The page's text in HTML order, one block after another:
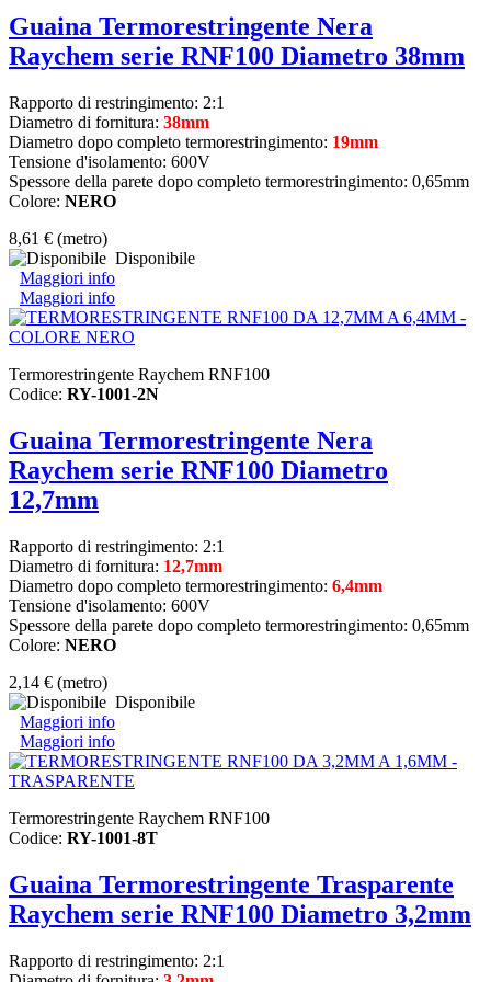
Guaina Termorestringente Nera
Raychem serie RNF100 Diametro 38mm
Rapporto di restringimento: 2:1
Diametro di fornitura: 38mm
Diametro dopo completo termorestringimento: 19mm
Tensione d'isolamento: 600V
Spessore della parete dopo completo termorestringimento: 0,65mm
Colore: NERO
8,61 € (metro)
Disponibile
Maggiori info
Maggiori info
Termorestringente Raychem RNF100
Codice: RY-1001-2N
Guaina Termorestringente Nera
Raychem serie RNF100 Diametro
12,7mm
Rapporto di restringimento: 2:1
Diametro di fornitura: 12,7mm
Diametro dopo completo termorestringimento: 6,4mm
Tensione d'isolamento: 600V
Spessore della parete dopo completo termorestringimento: 0,65mm
Colore: NERO
2,14 € (metro)
Disponibile
Maggiori info
Maggiori info
Termorestringente Raychem RNF100
Codice: RY-1001-8T
Guaina Termorestringente Trasparente
Raychem serie RNF100 Diametro 3,2mm
Rapporto di restringimento: 2:1